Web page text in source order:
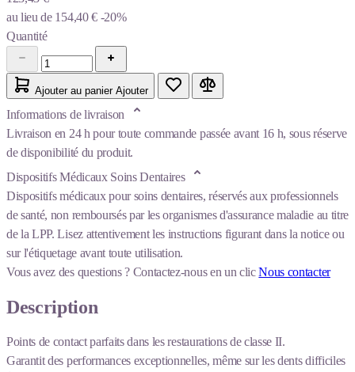
au lieu de 154,40 € -20%
Quantité
Ajouter au panier Ajouter
Informations de livraison
Livraison en 24 h pour toute commande passée avant 16 h, sous réserve
de disponibilité du produit.
Dispositifs Médicaux Soins Dentaires
Dispositifs médicaux pour soins dentaires, réservés aux professionnels
de santé, non remboursés par les organismes d'assurance maladie au titre
de la LPP. Lisez attentivement les instructions figurant dans la notice ou
sur l'étiquetage avant toute utilisation.
Vous avez des questions ? Contactez-nous en un clicNous contacter
Description
Points de contact parfaits dans les restaurations de classe II.
Garantit des performances exceptionnelles, même sur les dents difficiles